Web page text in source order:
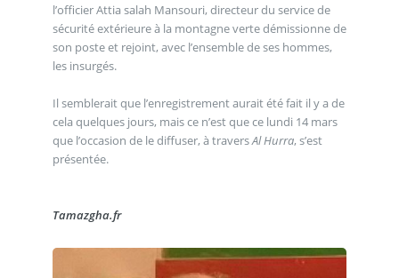
l’officier Attia salah Mansouri, directeur du service de
sécurité extérieure à la montagne verte démissionne de
son poste et rejoint, avec l’ensemble de ses hommes,
les insurgés.
Il semblerait que l’enregistrement aurait été fait il y a de
cela quelques jours, mais ce n’est que ce lundi 14 mars
que l’occasion de le diffuser, à traversAl Hurra, s’est
présentée.
Tamazgha.fr